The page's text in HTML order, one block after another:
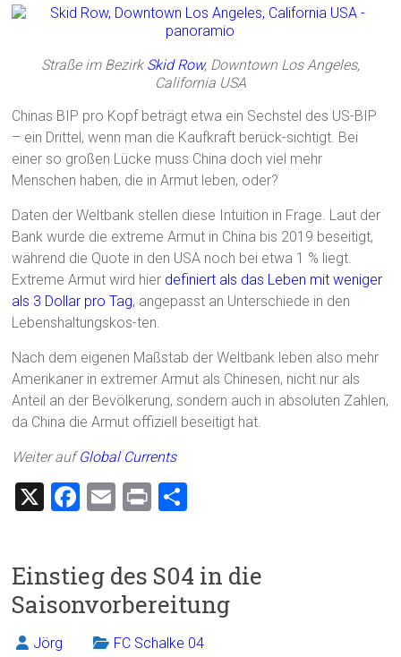
Straße im Bezirk Skid Row, Downtown Los Angeles,
California USA
Chinas BIP pro Kopf beträgt etwa ein Sechstel des US-BIP
– ein Drittel, wenn man die Kaufkraft berück-sichtigt. Bei
einer so großen Lücke muss China doch viel mehr
Menschen haben, die in Armut leben, oder?
Daten der Weltbank stellen diese Intuition in Frage. Laut der
Bank wurde die extreme Armut in China bis 2019 beseitigt,
während die Quote in den USA noch bei etwa 1 % liegt.
Extreme Armut wird hier definiert als das Leben mit weniger
als 3 Dollar pro Tag, angepasst an Unterschiede in den
Lebenshaltungskos-ten.
Nach dem eigenen Maßstab der Weltbank leben also mehr
Amerikaner in extremer Armut als Chinesen, nicht nur als
Anteil an der Bevölkerung, sondern auch in absoluten Zahlen,
da China die Armut offiziell beseitigt hat.
Weiter aufGlobal Currents
X
F
b
o
ok
E
l
Pr
n
Einstieg des S04 in die
Saisonvorbereitung
Jörg FC Schalke 04